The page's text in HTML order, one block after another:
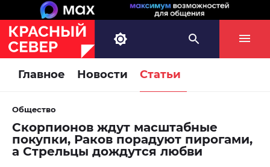
Главное Новости Статьи
Общество
Скорпионов ждут масштабные
покупки, Раков порадуют пирогами,
а Стрельцы дождутся любви